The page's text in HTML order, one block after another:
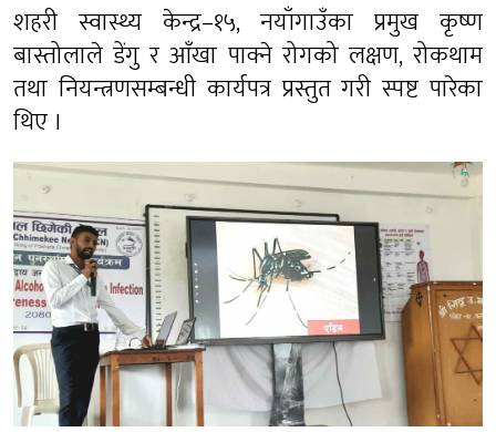
शहरी स्वास्थ्य केन्द्र–१५, नयाँगाउँका प्रमुख कृष्ण
बास्तोलाले डेंगु र आँखा पाक्ने रोगको लक्षण, रोकथाम
तथा नियन्त्रणसम्बन्धी कार्यपत्र प्रस्तुत गरी स्पष्ट पारेका
थिए ।